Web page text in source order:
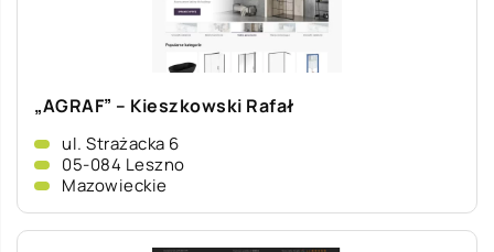
„AGRAF” – Kieszkowski Rafał
ul. Strażacka 6
05-084 Leszno
Mazowieckie